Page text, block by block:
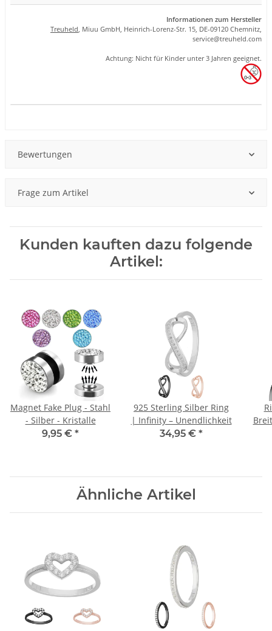
Informationen zum Hersteller
Treuheld, Miuu GmbH, Heinrich-Lorenz-Str. 15, DE-09120 Chemnitz,
service@treuheld.com
Achtung: Nicht für Kinder unter 3 Jahren geeignet.
Bewertungen
Frage zum Artikel
Kunden kauften dazu folgende
Artikel:
Magnet Fake Plug - Stahl
- Silber - Kristalle
9,95 € *
925 Sterling Silber Ring
| Infinity – Unendlichkeit
34,95 € *
Ähnliche Artikel